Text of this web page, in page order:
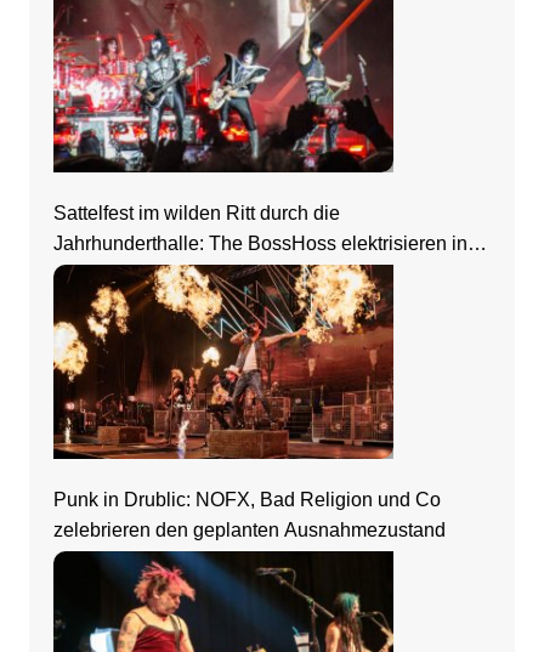
Sattelfest im wilden Ritt durch die
Jahrhunderthalle: The BossHoss elektrisieren in
Frankfurt
Punk in Drublic: NOFX, Bad Religion und Co
zelebrieren den geplanten Ausnahmezustand